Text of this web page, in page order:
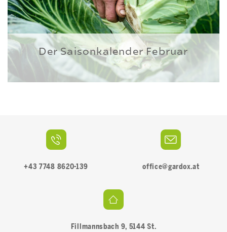
Der Saisonkalender Februar
+43 7748 8620-139 office@gardox.at
Fillmannsbach 9, 5144 St.